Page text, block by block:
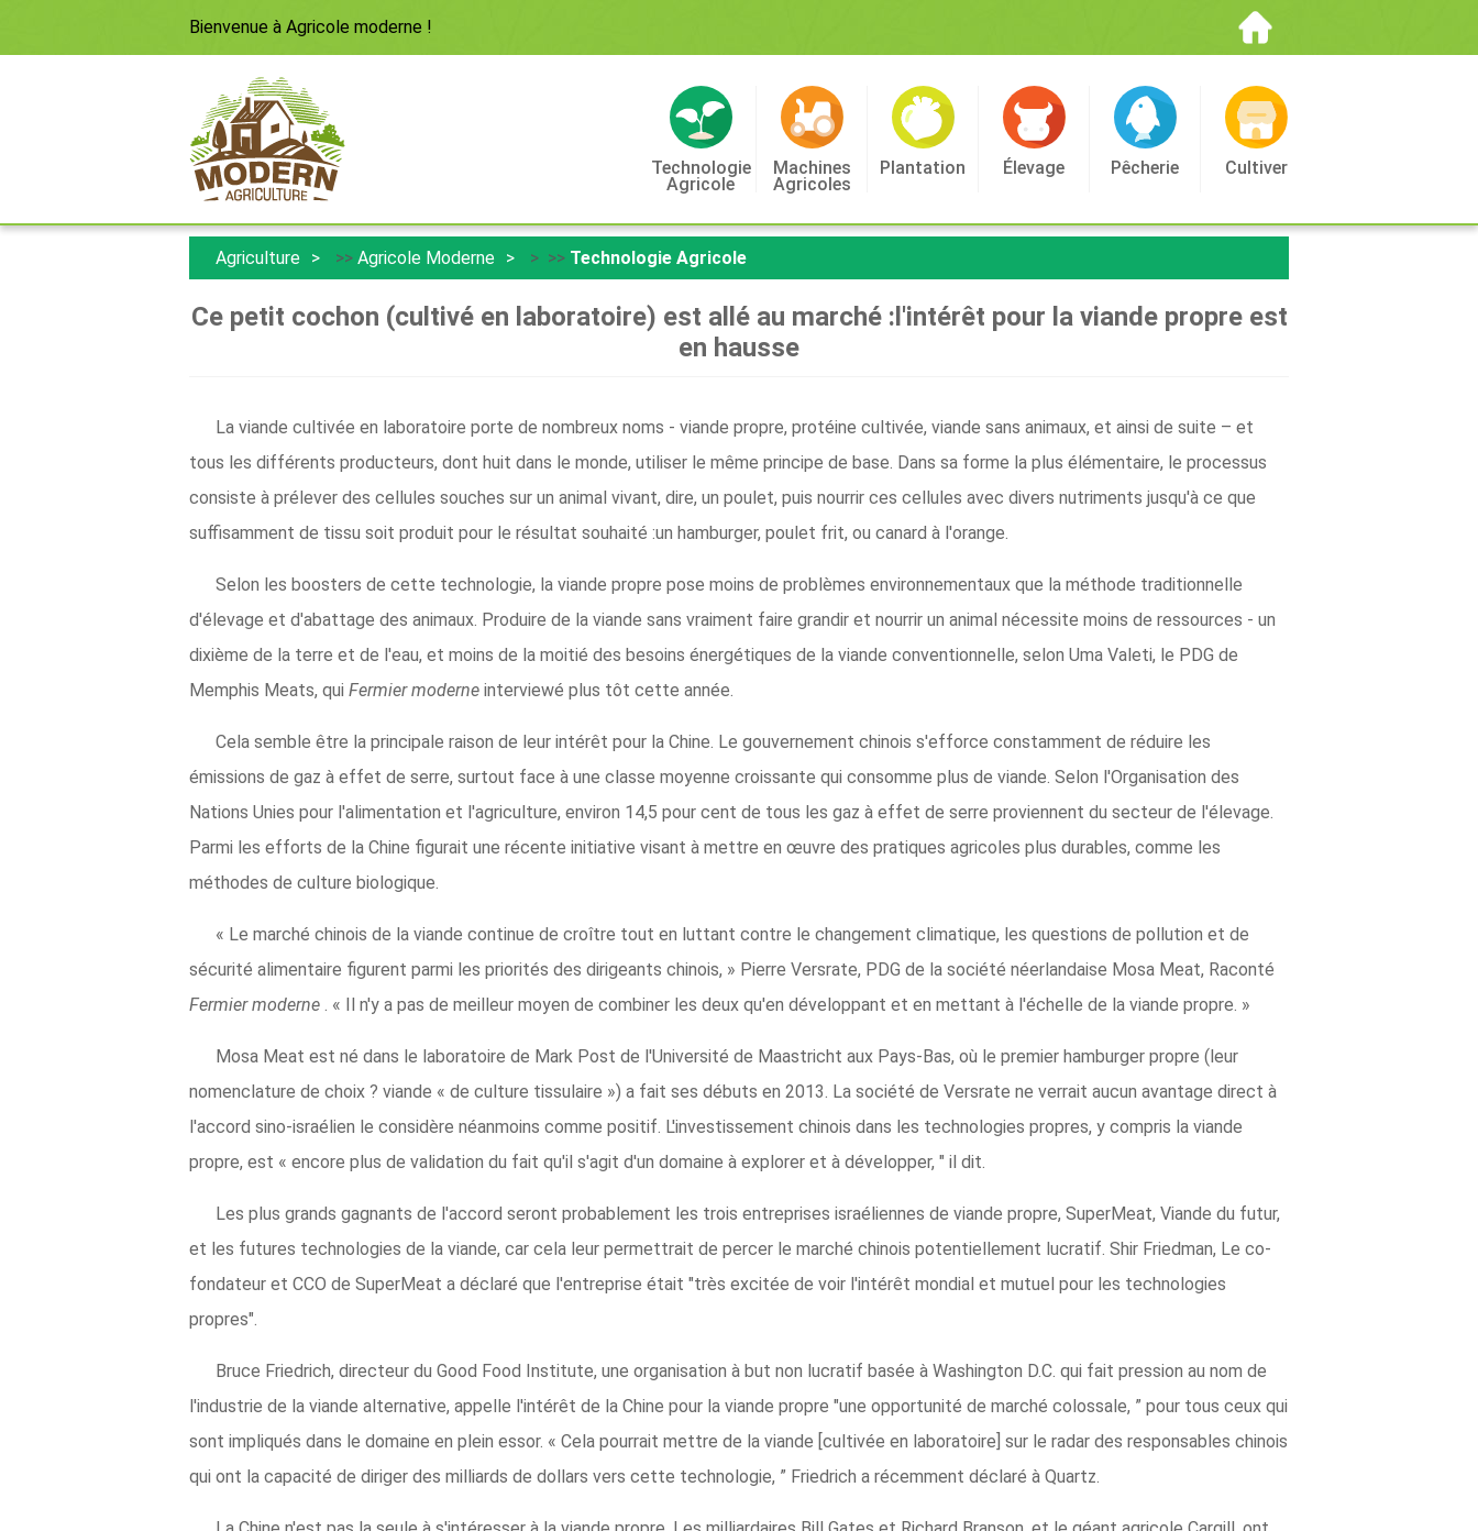
Bienvenue à Agricole moderne !
Technologie
Agricole
Machines
Agricoles
Plantation Élevage Pêcherie Cultiver
Agriculture >> Agricole Moderne > >> Technologie Agricole
Ce petit cochon (cultivé en laboratoire) est allé au marché :l'intérêt pour la viande propre est
en hausse
La viande cultivée en laboratoire porte de nombreux noms - viande propre, protéine cultivée, viande sans animaux, et ainsi de suite – et
tous les différents producteurs, dont huit dans le monde, utiliser le même principe de base. Dans sa forme la plus élémentaire, le processus
consiste à prélever des cellules souches sur un animal vivant, dire, un poulet, puis nourrir ces cellules avec divers nutriments jusqu'à ce que
suffisamment de tissu soit produit pour le résultat souhaité :un hamburger, poulet frit, ou canard à l'orange.
Selon les boosters de cette technologie, la viande propre pose moins de problèmes environnementaux que la méthode traditionnelle
d'élevage et d'abattage des animaux. Produire de la viande sans vraiment faire grandir et nourrir un animal nécessite moins de ressources - un
dixième de la terre et de l'eau, et moins de la moitié des besoins énergétiques de la viande conventionnelle, selon Uma Valeti, le PDG de
Memphis Meats, qui Fermier moderne interviewé plus tôt cette année.
Cela semble être la principale raison de leur intérêt pour la Chine. Le gouvernement chinois s'efforce constamment de réduire les
émissions de gaz à effet de serre, surtout face à une classe moyenne croissante qui consomme plus de viande. Selon l'Organisation des
Nations Unies pour l'alimentation et l'agriculture, environ 14,5 pour cent de tous les gaz à effet de serre proviennent du secteur de l'élevage.
Parmi les efforts de la Chine figurait une récente initiative visant à mettre en œuvre des pratiques agricoles plus durables, comme les
méthodes de culture biologique.
« Le marché chinois de la viande continue de croître tout en luttant contre le changement climatique, les questions de pollution et de
sécurité alimentaire figurent parmi les priorités des dirigeants chinois, » Pierre Versrate, PDG de la société néerlandaise Mosa Meat, Raconté
Fermier moderne . « Il n'y a pas de meilleur moyen de combiner les deux qu'en développant et en mettant à l'échelle de la viande propre. »
Mosa Meat est né dans le laboratoire de Mark Post de l'Université de Maastricht aux Pays-Bas, où le premier hamburger propre (leur
nomenclature de choix ? viande « de culture tissulaire ») a fait ses débuts en 2013. La société de Versrate ne verrait aucun avantage direct à
l'accord sino-israélien le considère néanmoins comme positif. L'investissement chinois dans les technologies propres, y compris la viande
propre, est « encore plus de validation du fait qu'il s'agit d'un domaine à explorer et à développer, " il dit.
Les plus grands gagnants de l'accord seront probablement les trois entreprises israéliennes de viande propre, SuperMeat, Viande du futur,
et les futures technologies de la viande, car cela leur permettrait de percer le marché chinois potentiellement lucratif. Shir Friedman, Le co-
fondateur et CCO de SuperMeat a déclaré que l'entreprise était "très excitée de voir l'intérêt mondial et mutuel pour les technologies
propres".
Bruce Friedrich, directeur du Good Food Institute, une organisation à but non lucratif basée à Washington D.C. qui fait pression au nom de
l'industrie de la viande alternative, appelle l'intérêt de la Chine pour la viande propre "une opportunité de marché colossale, ” pour tous ceux qui
sont impliqués dans le domaine en plein essor. « Cela pourrait mettre de la viande [cultivée en laboratoire] sur le radar des responsables chinois
qui ont la capacité de diriger des milliards de dollars vers cette technologie, ” Friedrich a récemment déclaré à Quartz.